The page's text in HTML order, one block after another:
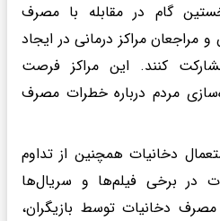
گام در مقابله با مصرف
مراجعان مراکز درمانی در ایجاد
کنند. این مراکز فرصت
مردم درباره خطرات مصرف
دخانیات همچنین از تداوم
در برخی فیلم‌ها و سریال‌ها
دخانیات توسط بازیگران،